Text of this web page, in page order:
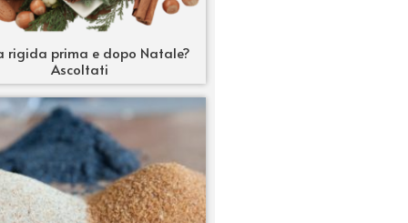
rigida prima e dopo Natale?
Ascoltati